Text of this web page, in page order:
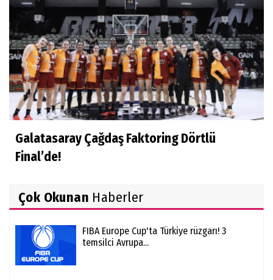
Galatasaray Çağdaş Faktoring Dörtlü
Final’de!
Çok Okunan Haberler
FIBA Europe Cup'ta Türkiye rüzgarı! 3
temsilci Avrupa...